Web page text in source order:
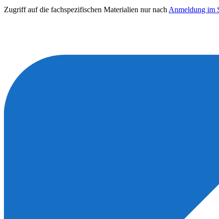
Zugriff auf die fachspezifischen Materialien nur nach Anmeldung im